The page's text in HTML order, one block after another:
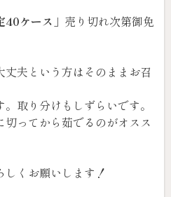
40ケース 」売り切れ次第御免
丈夫という方はそのままお召
取り分けもしずらいです。
ってから茹でるのがオスス
くお願いします！